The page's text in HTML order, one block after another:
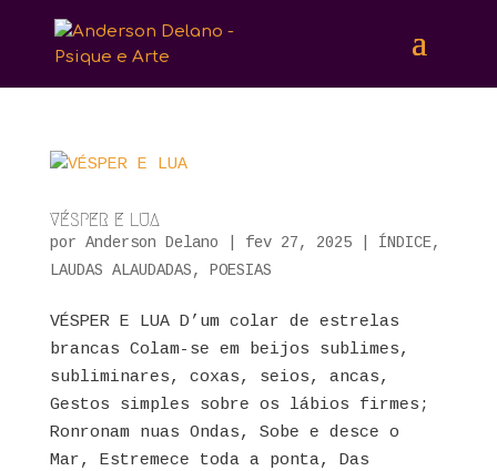
VÉSPER E LUA
por Anderson Delano fev 27, 2025| ÍNDICE,
LAUDAS ALAUDADAS, POESIAS
VÉSPER E LUA D’um colar de estrelas
brancas Colam-se em beijos sublimes,
subliminares, coxas, seios, ancas,
Gestos simples sobre os lábios firmes;
Ronronam nuas Ondas, Sobe e desce o
Mar, Estremece toda a ponta, Das